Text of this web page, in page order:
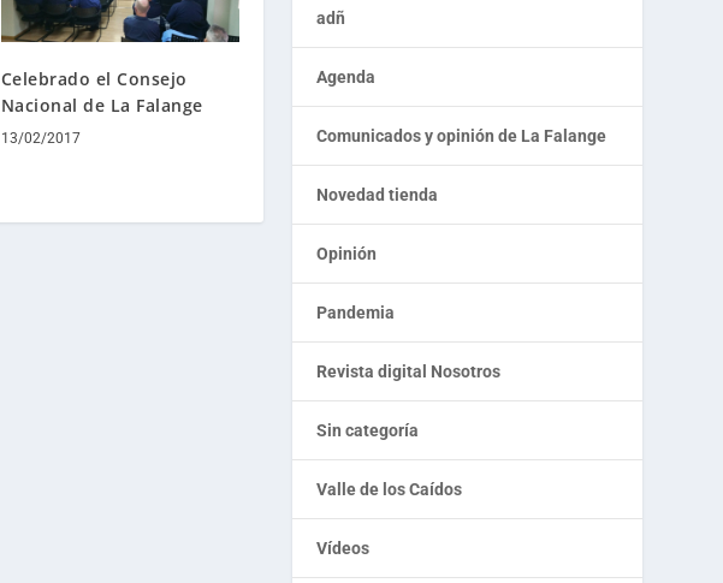
Celebrado el Consejo
Nacional de La Falange
13/02/2017
adñ
Agenda
Comunicados y opinión de La Falange
Novedad tienda
Opinión
Pandemia
Revista digital Nosotros
Sin categoría
Valle de los Caídos
Vídeos